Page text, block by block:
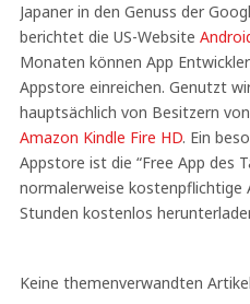
Japaner in den Genuss der
berichtet die US-Website
Monaten können App
Appstore einreichen. Genutzt
hauptsächlich von Besitzern von
Amazon Kindle Fire HD. Ein
Appstore ist die “Free App des
normalerweise kostenpflichtige
Stunden kostenlos
Keine themenverwandten